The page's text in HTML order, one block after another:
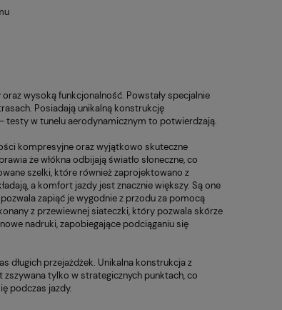
Baton Enervit Power
Crunchy 40g
10,00 zł
Najniższa cena:
wysoką funkcjonalność. Powstały specjalnie
Posiadają unikalną konstrukcję
testy w tunelu aerodynamicznym to potwierdzają.
kompresyjne oraz wyjątkowo skuteczne
że włókna odbijają światło słoneczne, co
szelki, które również zaprojektowano z
a komfort jazdy jest znacznie większy. Są one
zapiąć je wygodnie z przodu za pomocą
z przewiewnej siateczki, który pozwala skórze
nadruki, zapobiegające podciąganiu się
długich przejażdżek. Unikalna konstrukcja z
tylko w strategicznych punktach, co
podczas jazdy.